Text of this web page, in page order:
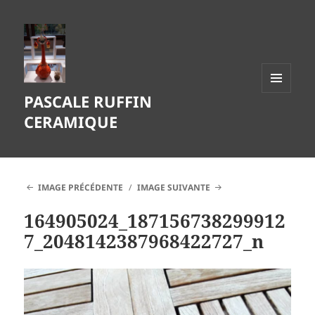
PASCALE RUFFIN
CERAMIQUE
IMAGE PRÉCÉDENTE IMAGE SUIVANTE
164905024_187156738299912
7_2048142387968422727_n